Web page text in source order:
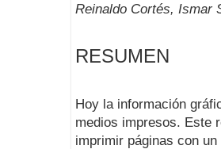
Reinaldo Cortés, Ismar
RESUMEN
Hoy la información
medios impresos. Este
imprimir páginas con